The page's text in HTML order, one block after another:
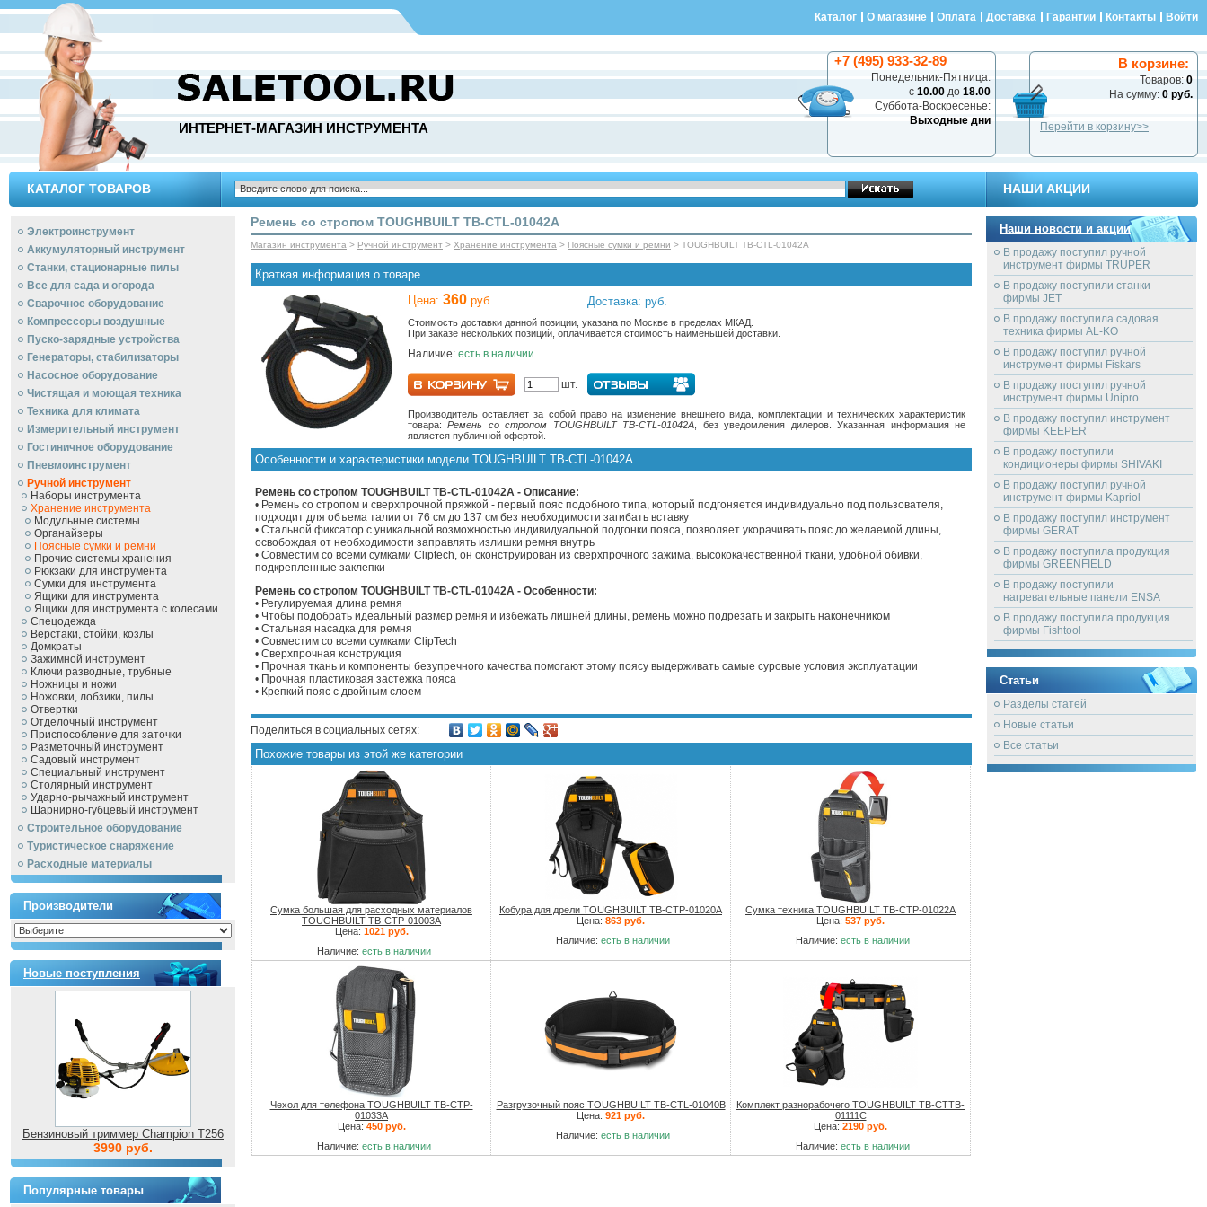
Каталог О магазине Оплата Доставка Гарантии Контакты Войти
ИНТЕРНЕТ-МАГАЗИН ИНСТРУМЕНТА
В корзине:
Товаров: 0
На сумму: 0 руб.
Перейти в корзину>>
+7 (495) 933-32-89
Понедельник-Пятница:
с 10.00 до 18.00
Суббота-Воскресенье:
Выходные дни
КАТАЛОГ ТОВАРОВ НАШИ АКЦИИ
Электроинструмент
Аккумуляторный инструмент
Станки, стационарные пилы
Все для сада и огорода
Сварочное оборудование
Компрессоры воздушные
Пуско-зарядные устройства
Генераторы, стабилизаторы
Насосное оборудование
Чистящая и моющая техника
Техника для климата
Измерительный инструмент
Гостиничное оборудование
Пневмоинструмент
Ручной инcтрумент
Наборы инструмента
Хранение инструмента
Модульные системы
Органайзеры
Поясные сумки и ремни
Прочие системы хранения
Рюкзаки для инструмента
Сумки для инструмента
Ящики для инструмента
Ящики для инструмента с колесами
Спецодежда
Верстаки, стойки, козлы
Домкраты
Зажимной инструмент
Ключи разводные, трубные
Ножницы и ножи
Ножовки, лобзики, пилы
Отвертки
Отделочный инструмент
Приспособление для заточки
Разметочный инструмент
Садовый инструмент
Специальный инструмент
Столярный инструмент
Ударно-рычажный инструмент
Шарнирно-губцевый инструмент
Строительное оборудование
Туристическое снаряжение
Расходные материалы
Производители
Новые поступления
Бензиновый триммер Champion T256
3990 руб.
Популярные товары
Ремень со стропом TOUGHBUILT TB-CTL-01042A
Магазин инструмента > Ручной инcтрумент > Хранение инструмента > Поясные сумки и ремни > TOUGHBUILT TB-CTL-01042A
Краткая информация о товаре
Цена: 360 руб. Доставка: руб.
Стоимость доставки данной позиции, указана по Москве в пределах МКАД.
При заказе нескольких позиций, оплачивается стоимость наименьшей доставки.
Наличие: есть в наличии
шт.
Производитель оставляет за собой право на изменение внешнего вида, комплектации и технических характеристик
товара:Ремень со стропом TOUGHBUILT TB-CTL-01042A , без уведомления дилеров. Указанная информация не
является публичной офертой.
Особенности и характеристики модели TOUGHBUILT TB-CTL-01042A
Ремень со стропом TOUGHBUILT TB-CTL-01042A - Описание:
• Ремень со стропом и сверхпрочной пряжкой - первый пояс подобного типа, который подгоняется индивидуально под пользователя,
подходит для объема талии от 76 см до 137 см без необходимости загибать вставку
• Стальной фиксатор с уникальной возможностью индивидуальной подгонки пояса, позволяет укорачивать пояс до желаемой длины,
освобождая от необходимости заправлять излишки ремня внутрь
• Совместим со всеми сумками Cliptech, он сконструирован из сверхпрочного зажима, высококачественной ткани, удобной обивки,
подкрепленные заклепки
Ремень со стропом TOUGHBUILT TB-CTL-01042A - Особенности:
• Регулируемая длина ремня
• Чтобы подобрать идеальный размер ремня и избежать лишней длины, ремень можно подрезать и закрыть наконечником
• Стальная насадка для ремня
• Совместим со всеми сумками ClipTech
• Сверхпрочная конструкция
• Прочная ткань и компоненты безупречного качества помогают этому поясу выдерживать самые суровые условия эксплуатации
• Прочная пластиковая застежка пояса
• Крепкий пояс с двойным слоем
Поделиться в социальных сетях:
Похожие товары из этой же категории
Сумка большая для расходных материалов
TOUGHBUILT TB-CTP-01003A
Цена: 1021 руб.
Наличие: есть в наличии
Кобура для дрели TOUGHBUILT TB-CTP-01020A
Цена: 863 руб.
Наличие: есть в наличии
Сумка техника TOUGHBUILT TB-CTP-01022A
Цена: 537 руб.
Наличие: есть в наличии
Чехол для телефона TOUGHBUILT TB-CTP-
01033A
Цена: 450 руб.
Наличие: есть в наличии
Разгрузочный пояс TOUGHBUILT TB-CTL-01040B
Цена: 921 руб.
Наличие: есть в наличии
Комплект разнорабочего TOUGHBUILT TB-CTTB-
01111C
Цена: 2190 руб.
Наличие: есть в наличии
Наши новости и акции
В продажу поступил ручной
инструмент фирмы TRUPER
В продажу поступили станки
фирмы JET
В продажу поступила садовая
техника фирмы AL-KO
В продажу поступил ручной
инструмент фирмы Fiskars
В продажу поступил ручной
инструмент фирмы Unipro
В продажу поступил инструмент
фирмы KEEPER
В продажу поступили
кондиционеры фирмы SHIVAKI
В продажу поступил ручной
инструмент фирмы Kapriol
В продажу поступил инструмент
фирмы GERAT
В продажу поступила продукция
фирмы GREENFIELD
В продажу поступили
нагревательные панели ENSA
В продажу поступила продукция
фирмы Fishtool
Статьи
Разделы статей
Новые статьи
Все статьи